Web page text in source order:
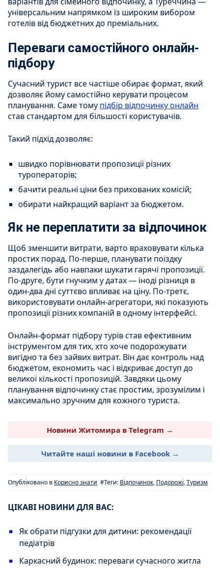
універсальним напрямком із широким вибором
готелів від бюджетних до преміальних.
Переваги самостійного онлайн-
підбору
Сучасний турист все частіше обирає формат, який
дозволяє йому самостійно керувати процесом
планування. Саме тому підбір відпочинку онлайн
став стандартом для більшості користувачів.
Такий підхід дозволяє:
швидко порівнювати пропозиції різних
туроператорів;
бачити реальні ціни без прихованих комісій;
обирати найкращий варіант за бюджетом.
Як не переплатити за відпочинок
Щоб зменшити витрати, варто враховувати кілька
простих порад. По-перше, планувати поїздку
заздалегідь або навпаки шукати гарячі пропозиції.
По-друге, бути гнучким у датах — іноді різниця в
один-два дні суттєво впливає на ціну. По-третє,
використовувати онлайн-агрегатори, які показують
пропозиції різних компаній в одному інтерфейсі.
Онлайн-формат підбору турів став ефективним
інструментом для тих, хто хоче подорожувати
вигідно та без зайвих витрат. Він дає контроль над
бюджетом, економить час і відкриває доступ до
великої кількості пропозицій. Завдяки цьому
планування відпочинку стає простим, зрозумілим і
максимально зручним для кожного туриста.
Новини Житомира в Telegram →
Читайте наші новини в Facebook →
Опубліковано в Корисно знати #Теги: Відпочинок, Подорожі,Туризм
ЦІКАВІ НОВИНИ ДЛЯ ВАС:
Як обрати підгузки для дитини: рекомендації
педіатрів
Каркасний будинок: переваги сучасного житла